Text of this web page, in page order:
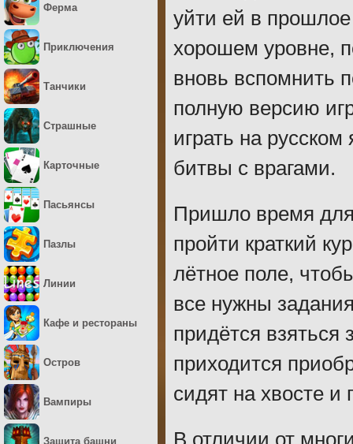
уйти ей в прошлое
хорошем уровне,
вновь вспомнить
полную версию
играть на
битвы с врагами.
Пришло время для
пройти краткий
лётное поле,
все нужны
придётся взяться
приходится
сидят на хвосте и
В отличии от
Ферма
Приключения
Танчики
Страшные
Карточные
Пасьянсы
Пазлы
Линии
Кафе и рестораны
Остров
Вампиры
Защита башни